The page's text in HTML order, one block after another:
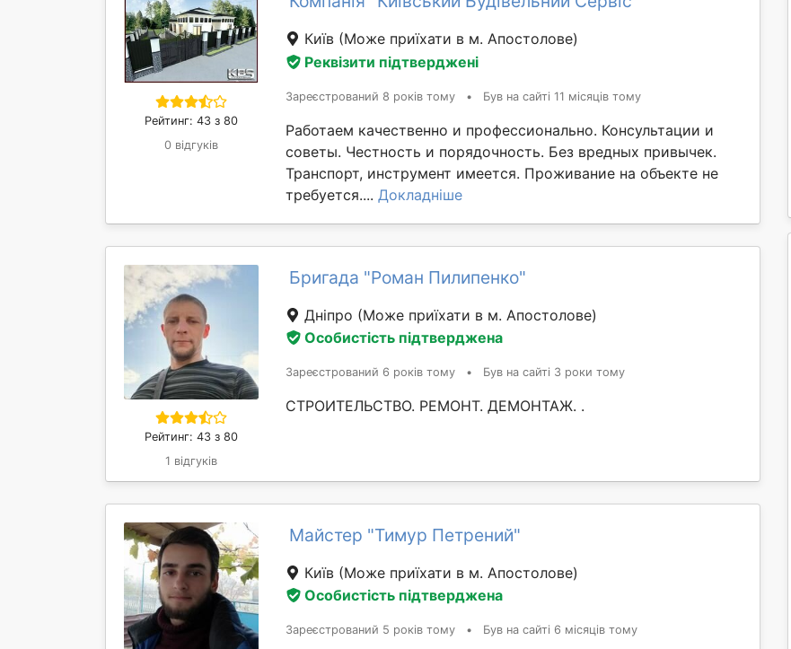
Рейтинг: 43 з 80
0 відгуків
Київ (Може приїхати в м. Апостолове)
Реквізити підтверджені
Зареєстрований 8 років тому • Був на сайті 11 місяців тому
Работаем качественно и профессионально. Консультации и
советы. Честность и порядочность. Без вредных привычек.
Транспорт, инструмент имеется. Проживание на объекте не
требуется.... Докладніше
Рейтинг: 43 з 80
1 відгуків
Бригада "Роман Пилипенко"
Дніпро (Може приїхати в м. Апостолове)
Особистість підтверджена
Зареєстрований 6 років тому • Був на сайті 3 роки тому
СТРОИТЕЛЬСТВО. РЕМОНТ. ДЕМОНТАЖ. .
Майстер "Тимур Петрений"
Київ (Може приїхати в м. Апостолове)
Особистість підтверджена
Зареєстрований 5 років тому • Був на сайті 6 місяців тому